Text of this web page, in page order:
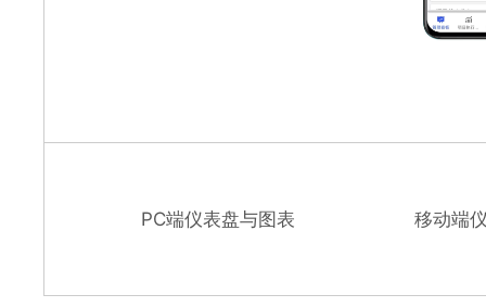
PC端仪表盘与图表 移动端